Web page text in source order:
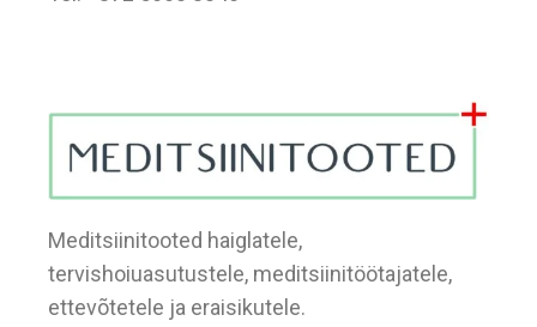
Meditsiinitooted haiglatele,
tervishoiuasutustele, meditsiinitöötajatele,
ettevõtetele ja eraisikutele.